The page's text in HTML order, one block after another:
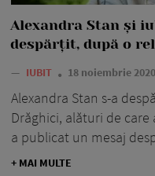
Alexandra Stan și
despărțit, după o
— IUBIT 18 noiembrie 2020
Alexandra Stan s-a
Drăghici, alături de
a publicat un mesaj
+ MAI MULTE